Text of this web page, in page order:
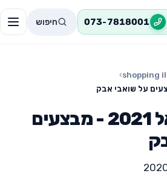
073-7818001 חיפוש
›
שופינג איי אל 2021 - מבצעים